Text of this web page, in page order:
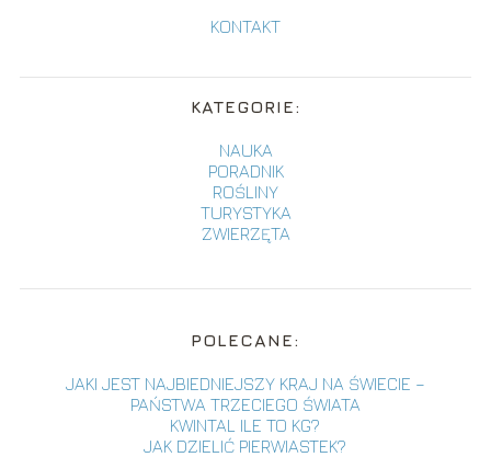
KONTAKT
KATEGORIE:
NAUKA
PORADNIK
ROŚLINY
TURYSTYKA
ZWIERZĘTA
POLECANE:
JAKI JEST NAJBIEDNIEJSZY KRAJ NA ŚWIECIE –
PAŃSTWA TRZECIEGO ŚWIATA
KWINTAL ILE TO KG?
JAK DZIELIĆ PIERWIASTEK?